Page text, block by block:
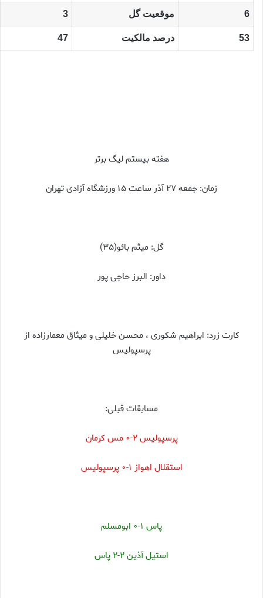
6 موقعیت گل 3
53 درصد مالکیت 47
هفته بیستم لیگ برتر
زمان: جمعه ۲۷ آذر ساعت ۱۵ ورزشگاه آزادی تهران
گل: میثم بائو(۳۵)
داور: البرز حاجی پور
کارت زرد: ابراهیم شکوری ، محسن خلیلی و میثاق معمارزاده از
پرسپولیس
مسابقات قبلی:
پرسپولیس ۲-۰ مس کرمان
استقلال اهواز ۱-۰ پرسپولیس
پاس ۱-۰ ابومسلم
استیل آذین ۲-۲ پاس